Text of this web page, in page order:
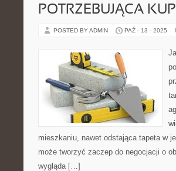
POTRZEBUJĄCA
POSTED BY ADMIN PAŹ - 13 - 2025
mieszkaniu, nawet odstająca tapeta w
może tworzyć zaczep do negocjacji o
wygląda […]